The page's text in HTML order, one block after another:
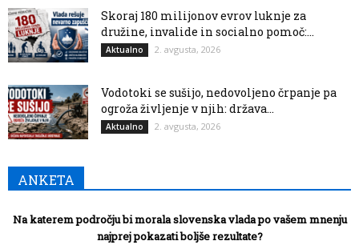
Skoraj 180 milijonov evrov luknje za
družine, invalide in socialno pomoč:...
Aktualno 2. avgusta, 2026
Vodotoki se sušijo, nedovoljeno črpanje pa
ogroža življenje v njih: država...
Aktualno 2. avgusta, 2026
ANKETA
Na katerem področju bi morala slovenska vlada po vašem mnenju
najprej pokazati boljše rezultate?